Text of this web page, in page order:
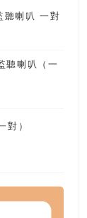
喇叭 一對
喇叭（一
對）